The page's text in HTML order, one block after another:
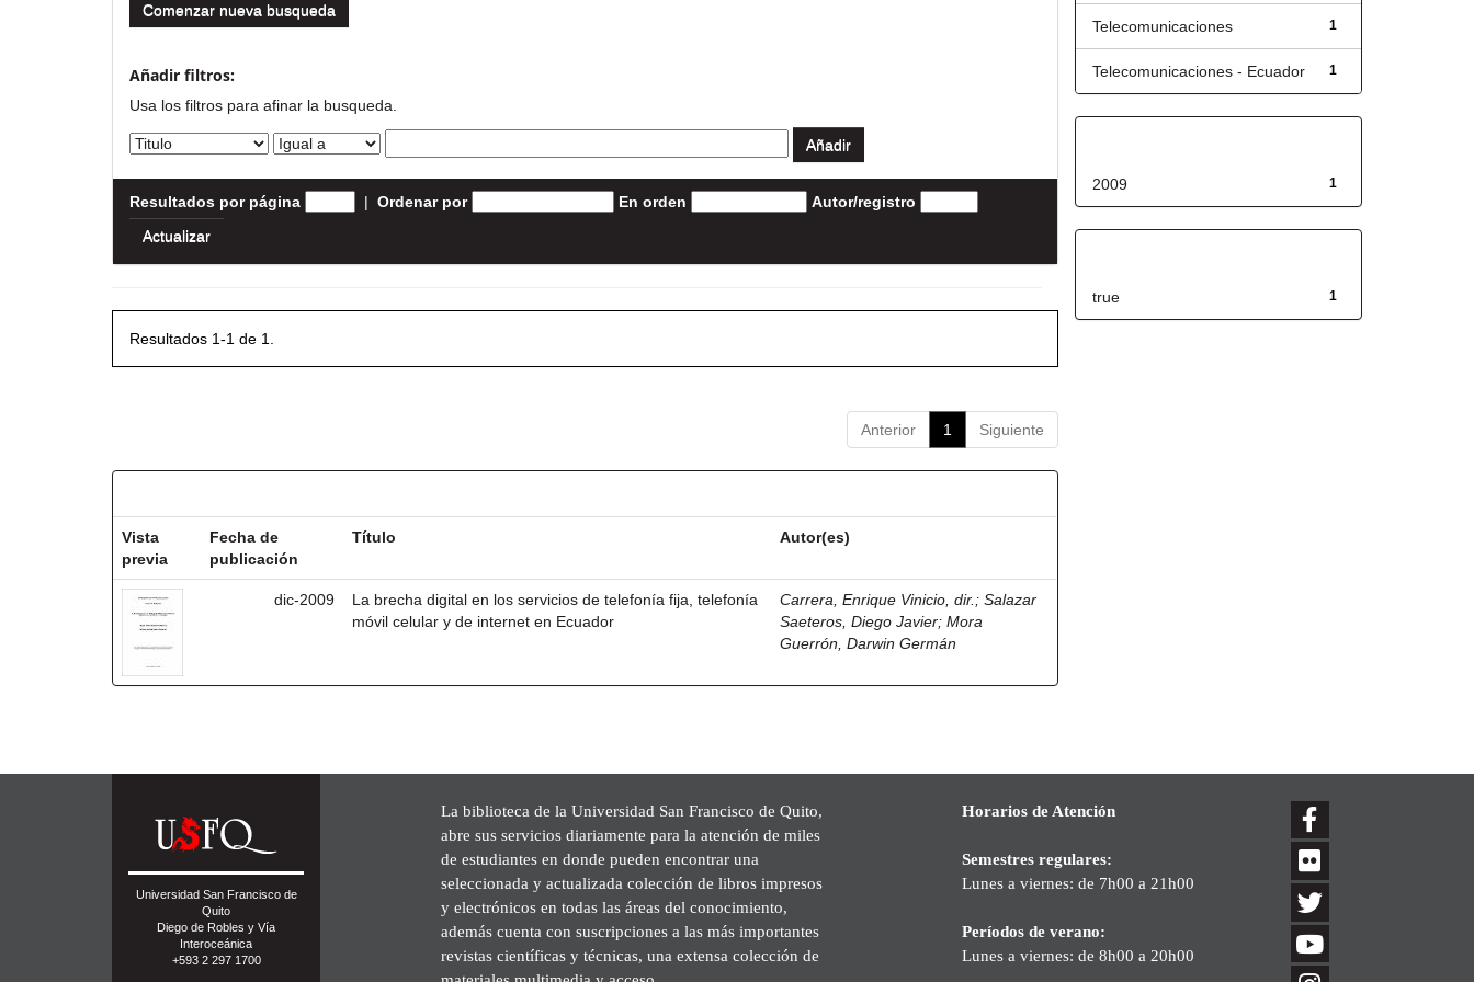
Comenzar nueva busqueda
Añadir filtros:
Usa los filtros para afinar la busqueda.
Resultados por página | Ordenar por En orden Autor/registro
Resultados 1-1 de 1.
Anterior 1 Siguiente
Vista
previa
Fecha de
publicación
Título Autor(es)
dic-2009
La brecha digital en los servicios de telefonía fija, telefonía
móvil celular y de internet en Ecuador
Carrera, Enrique Vinicio, dir. ;Salazar
Saeteros, Diego Javier;Mora
Guerrón, Darwin Germán
1
Telecomunicaciones
1
Telecomunicaciones - Ecuador
1
2009
1
true
Universidad San Francisco de
Quito
Diego de Robles y Vía
Interoceánica
+593 2 297 1700
La biblioteca de la Universidad San Francisco de Quito,
abre sus servicios diariamente para la atención de miles
de estudiantes en donde pueden encontrar una
seleccionada y actualizada colección de libros impresos
y electrónicos en todas las áreas del conocimiento,
además cuenta con suscripciones a las más importantes
revistas científicas y técnicas, una extensa colección de
Horarios de Atención
Semestres regulares:
Lunes a viernes: de 7h00 a 21h00
Períodos de verano:
Lunes a viernes: de 8h00 a 20h00